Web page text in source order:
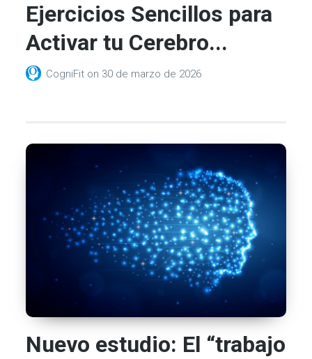
Ejercicios Sencillos para
Activar tu Cerebro...
CogniFit on 30 de marzo de 2026
Nuevo estudio: El “trabajo